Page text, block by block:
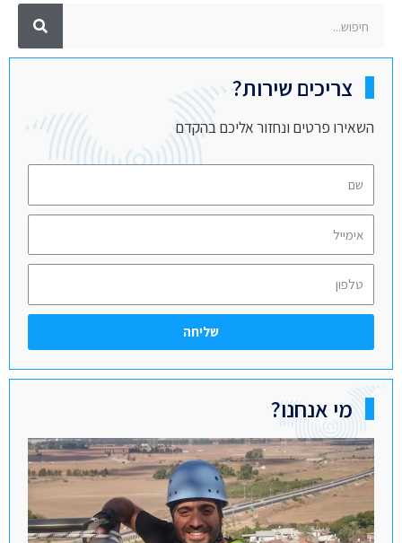
צריכים שירות?
השאירו פרטים ונחזור אליכם בהקדם
שליחה
מי אנחנו?